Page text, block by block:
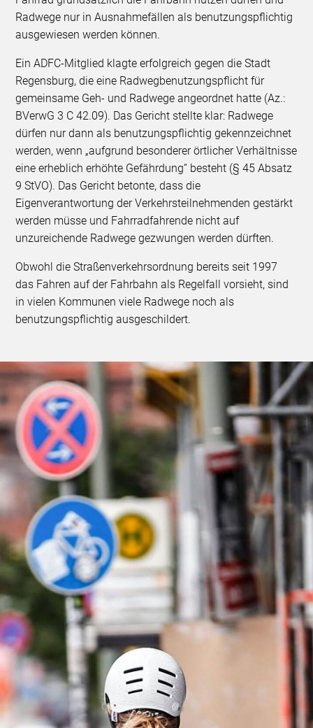
Radwege nur in Ausnahmefällen als benutzungspflichtig
ausgewiesen werden können.
Ein ADFC-Mitglied klagte erfolgreich gegen die Stadt
Regensburg, die eine Radwegbenutzungspflicht für
gemeinsame Geh- und Radwege angeordnet hatte (Az.:
BVerwG 3 C 42.09). Das Gericht stellte klar: Radwege
dürfen nur dann als benutzungspflichtig gekennzeichnet
werden, wenn „aufgrund besonderer örtlicher Verhältnisse
eine erheblich erhöhte Gefährdung“ besteht (§ 45 Absatz
9 StVO). Das Gericht betonte, dass die
Eigenverantwortung der Verkehrsteilnehmenden gestärkt
werden müsse und Fahrradfahrende nicht auf
unzureichende Radwege gezwungen werden dürften.
Obwohl die Straßenverkehrsordnung bereits seit 1997
das Fahren auf der Fahrbahn als Regelfall vorsieht, sind
in vielen Kommunen viele Radwege noch als
benutzungspflichtig ausgeschildert.